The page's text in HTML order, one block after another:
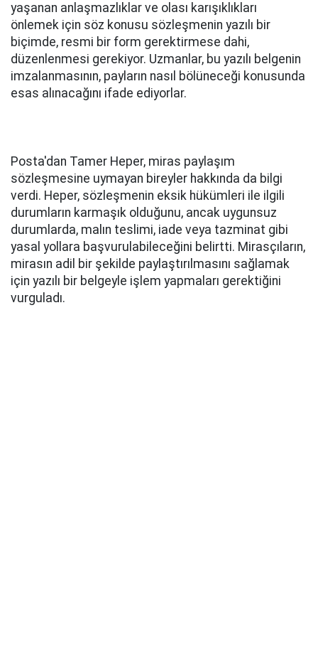
yaşanan anlaşmazlıklar ve olası karışıklıkları
önlemek için söz konusu sözleşmenin yazılı bir
biçimde, resmi bir form gerektirmese dahi,
düzenlenmesi gerekiyor. Uzmanlar, bu yazılı belgenin
imzalanmasının, payların nasıl bölüneceği konusunda
esas alınacağını ifade ediyorlar.
Posta'dan Tamer Heper, miras paylaşım
sözleşmesine uymayan bireyler hakkında da bilgi
verdi. Heper, sözleşmenin eksik hükümleri ile ilgili
durumların karmaşık olduğunu, ancak uygunsuz
durumlarda, malın teslimi, iade veya tazminat gibi
yasal yollara başvurulabileceğini belirtti. Mirasçıların,
mirasın adil bir şekilde paylaştırılmasını sağlamak
için yazılı bir belgeyle işlem yapmaları gerektiğini
vurguladı.